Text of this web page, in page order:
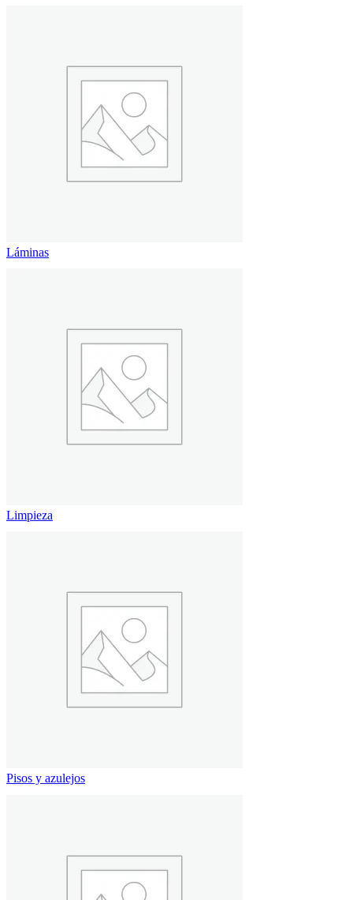
Láminas
Limpieza
Pisos y azulejos